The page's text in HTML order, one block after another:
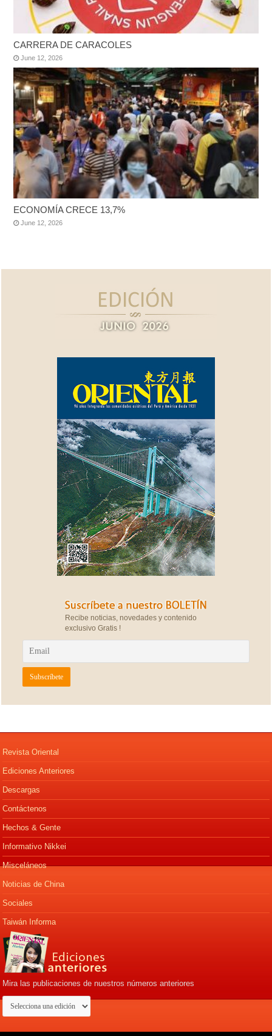
CARRERA DE CARACOLES
June 12, 2026
ECONOMÍA CRECE 13,7%
June 12, 2026
Recibe noticias, novedades y contenido
exclusivo Gratis !
Revista Oriental
Ediciones Anteriores
Descargas
Contáctenos
Hechos & Gente
Informativo Nikkei
Misceláneos
Noticias de China
Sociales
Taiwán Informa
Mira las publicaciones de nuestros números anteriores